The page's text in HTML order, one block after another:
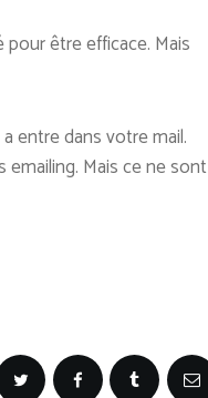
être efficace. Mais
entre dans votre mail.
emailing. Mais ce ne sont